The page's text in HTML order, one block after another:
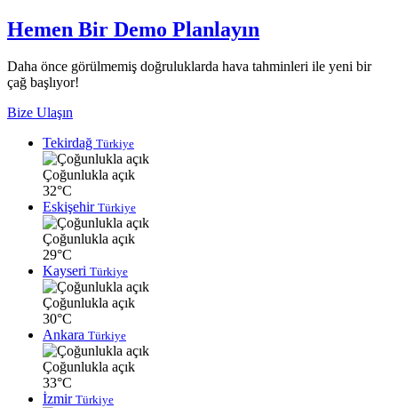
Hemen Bir Demo Planlayın
Daha önce görülmemiş doğruluklarda hava tahminleri ile yeni bir
çağ başlıyor!
Bize Ulaşın
Tekirdağ Türkiye
Çoğunlukla açık
32°C
Eskişehir Türkiye
Çoğunlukla açık
29°C
Kayseri Türkiye
Çoğunlukla açık
30°C
Ankara Türkiye
Çoğunlukla açık
33°C
İzmir Türkiye